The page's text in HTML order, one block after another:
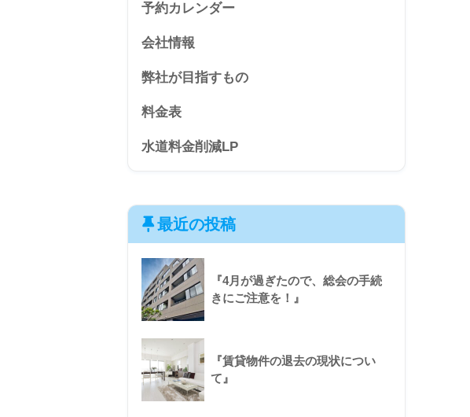
予約カレンダー
会社情報
弊社が目指すもの
料金表
水道料金削減LP
最近の投稿
『4月が過ぎたので、総会の手続
きにご注意を！』
『賃貸物件の退去の現状につい
て』